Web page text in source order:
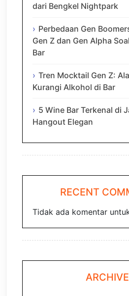
dari Bengkel Nightpark
Perbedaan Gen
Gen Z dan Gen Alpha
Bar
Tren Mocktail Gen Z:
Kurangi Alkohol di Bar
5 Wine Bar Terkenal di
Hangout Elegan
RECENT
Tidak ada komentar